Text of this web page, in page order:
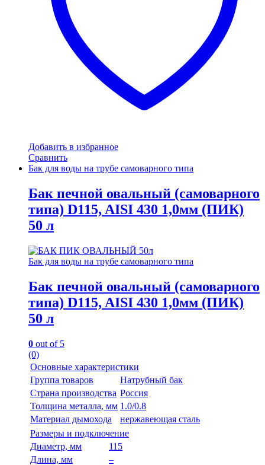
Добавить в избранное
Сравнить
Бак для воды на трубе самоварного типа
Бак печной овальный (самоварного
типа) D115, AISI 430 1,0мм (ПИК)
50 л
Бак для воды на трубе самоварного типа
Бак печной овальный (самоварного
типа) D115, AISI 430 1,0мм (ПИК)
50 л
0 out of 5
(0)
Основные характеристики
Группа товаров
Натрубный бак
Страна производства Россия
Толщина металла, мм 1.0/0.8
Материал дымохода
нержавеющая сталь
Размеры и подключение
Диаметр, мм
115
Длина, мм
–